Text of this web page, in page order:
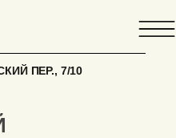
ПЕР., 7/10
БАХА.